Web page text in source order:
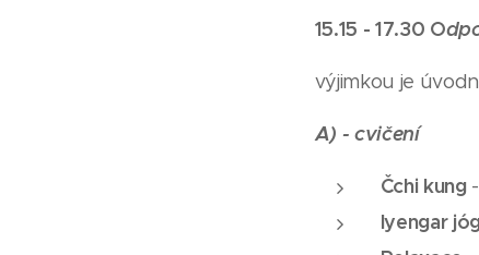
15.15 - 17.30 O
výjimkou je
A) - cvičení
Čchi kung-
Iyengar